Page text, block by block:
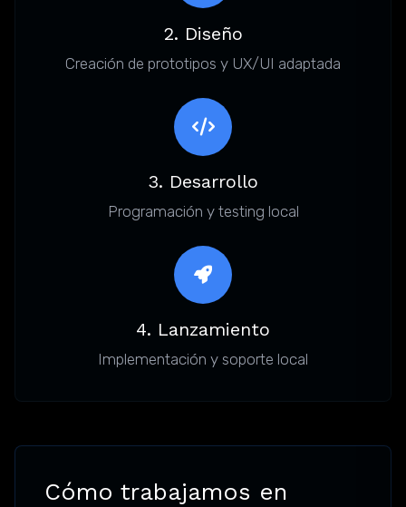
2. Diseño
Creación de prototipos y UX/UI adaptada
3. Desarrollo
Programación y testing local
4. Lanzamiento
Implementación y soporte local
Cómo trabajamos en